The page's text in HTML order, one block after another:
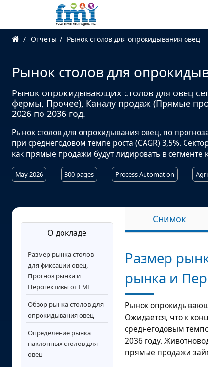
Отчеты Рынок столов для опрокидывания овец
Рынок столов для
Рынок опрокидывающих столов для овец
фермы, Прочее), Каналу продаж (Прямые
2026 по 2036 год.
Рынок столов для опрокидывания овец, по
при среднегодовом темпе роста (CAGR) 3,5%.
как прямые продажи будут лидировать в сегменте
May 2026 300 pages Process Automation
О докладе
Размер рынка столов
для фиксации овец,
Прогноз рынка и
Перспективы от FMI
Обзор рынка столов для
опрокидывания овец
Определение рынка
наклонных столов для
овец
Снимок
Размер
рынка и
Рынок
Ожидается, что к
среднегодовым
2036 году.
прямые продажи